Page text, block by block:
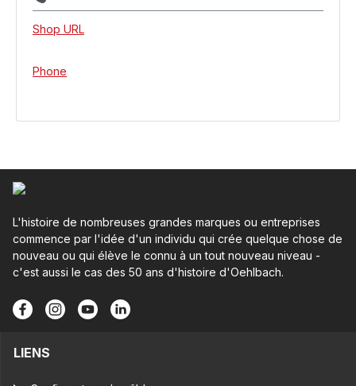
Shop URL
Phone
L'histoire de nombreuses grandes marques ou entreprises
commence par l'idée d'un individu qui crée quelque chose de
nouveau ou qui élève le connu à un tout nouveau niveau -
c'est aussi le cas des 50 ans d'histoire d'Oehlbach.
LIENS